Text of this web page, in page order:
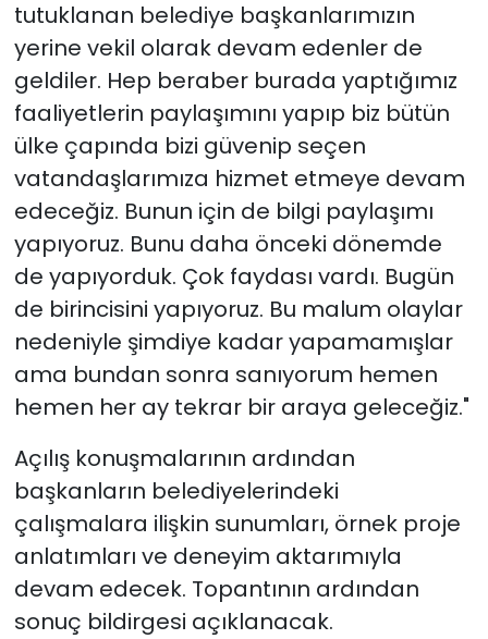
tutuklanan belediye başkanlarımızın
yerine vekil olarak devam edenler de
geldiler. Hep beraber burada yaptığımız
faaliyetlerin paylaşımını yapıp biz bütün
ülke çapında bizi güvenip seçen
vatandaşlarımıza hizmet etmeye devam
edeceğiz. Bunun için de bilgi paylaşımı
yapıyoruz. Bunu daha önceki dönemde
de yapıyorduk. Çok faydası vardı. Bugün
de birincisini yapıyoruz. Bu malum olaylar
nedeniyle şimdiye kadar yapamamışlar
ama bundan sonra sanıyorum hemen
hemen her ay tekrar bir araya geleceğiz."
Açılış konuşmalarının ardından
başkanların belediyelerindeki
çalışmalara ilişkin sunumları, örnek proje
anlatımları ve deneyim aktarımıyla
devam edecek. Topantının ardından
sonuç bildirgesi açıklanacak.